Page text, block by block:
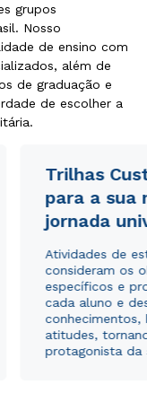
grupos
Nosso
de ensino com
além de
de graduação e
de escolher a
Trilhas
para a sua
jornada
Atividades de
consideram os
específicos e
cada aluno e
conhecimentos,
atitudes,
protagonista da
e
para o